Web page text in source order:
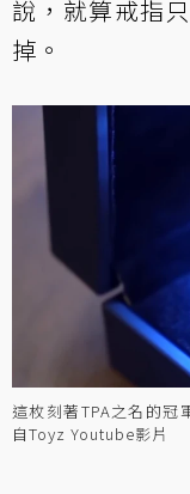
說，就算戒指
掉。
這枚刻著TPA之名的冠
自Toyz Youtube影片